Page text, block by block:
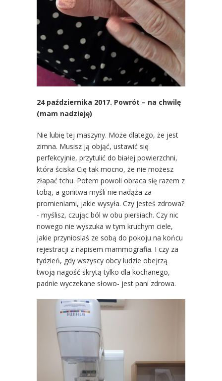
24 października 2017. Powrót – na chwilę
(mam nadzieję)
Nie lubię tej maszyny. Może dlatego, że jest
zimna. Musisz ją objąć, ustawić się
perfekcyjnie, przytulić do białej powierzchni,
która ściska Cię tak mocno, że nie możesz
złapać tchu. Potem powoli obraca się razem z
tobą, a gonitwa myśli nie nadąża za
promieniami, jakie wysyła. Czy jesteś zdrowa?
- myślisz, czując ból w obu piersiach. Czy nic
nowego nie wyszuka w tym kruchym ciele,
jakie przynioslaś ze sobą do pokoju na końcu
rejestracji z napisem mammografia. I czy za
tydzień, gdy wszyscy obcy ludzie obejrzą
twoją nagość skrytą tylko dla kochanego,
padnie wyczekane słowo- jest pani zdrowa.